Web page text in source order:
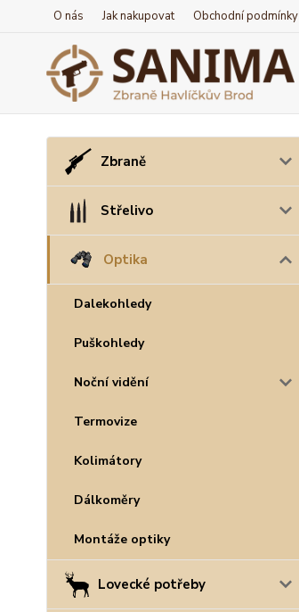
O nás Jak nakupovat Obchodní podmínky
Zbraně
Střelivo
Optika
Dalekohledy
Puškohledy
Noční vidění
Termovize
Kolimátory
Dálkoměry
Montáže optiky
Lovecké potřeby